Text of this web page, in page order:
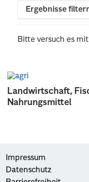
Landwirtschaft,
Nahrungsmittel
Ergebnisse
Bitte versuch es
Impressum
Datenschutz